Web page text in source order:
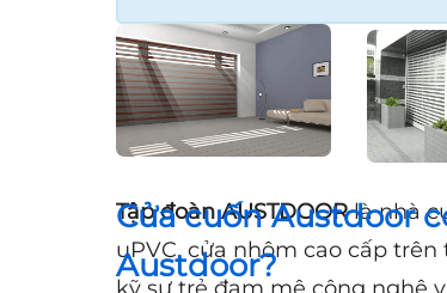
Cửa cuốn Austdoor
Austdoor?
Tập đoàn AUSTDOORlà nhà
uPVC, cửa nhôm cao cấp